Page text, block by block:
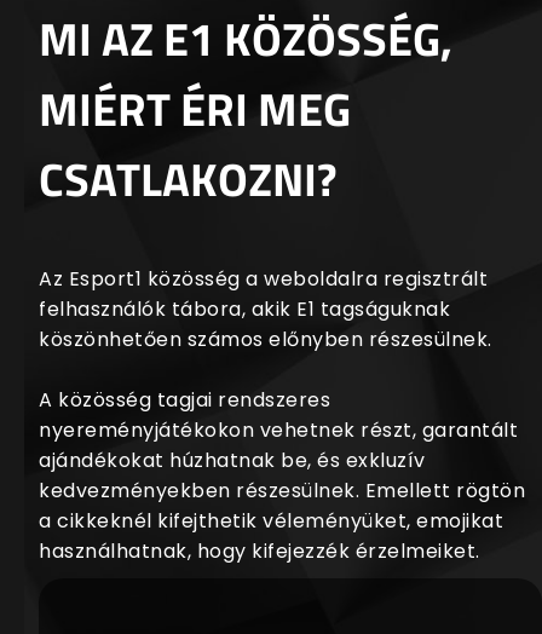
MI AZ E1 KÖZÖSSÉG,
MIÉRT ÉRI MEG
CSATLAKOZNI?
Az Esport1 közösség a weboldalra regisztrált
felhasználók tábora, akik E1 tagságuknak
köszönhetően számos előnyben részesülnek.
A közösség tagjai rendszeres
nyereményjátékokon vehetnek részt, garantált
ajándékokat húzhatnak be, és exkluzív
kedvezményekben részesülnek. Emellett rögtön
a cikkeknél kifejthetik véleményüket, emojikat
használhatnak, hogy kifejezzék érzelmeiket.